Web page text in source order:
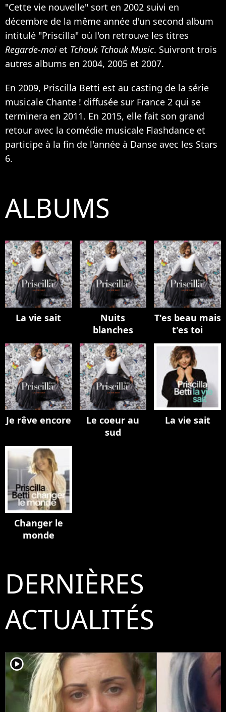
"Cette vie nouvelle" sort en 2002 suivi en
décembre de la même année d'un second album
intitulé "Priscilla" où l'on retrouve les titres
Regarde-moi et Tchouk Tchouk Music. Suivront trois
autres albums en 2004, 2005 et 2007.
En 2009, Priscilla Betti est au casting de la série
musicale Chante ! diffusée sur France 2 qui se
terminera en 2011. En 2015, elle fait son grand
retour avec la comédie musicale Flashdance et
participe à la fin de l'année à Danse avec les Stars
6.
ALBUMS
La vie sait
Nuits
blanches
T'es beau mais
t'es toi
Je rêve encore
Le coeur au
sud
La vie sait
Changer le
monde
DERNIÈRES
ACTUALITÉS
player2